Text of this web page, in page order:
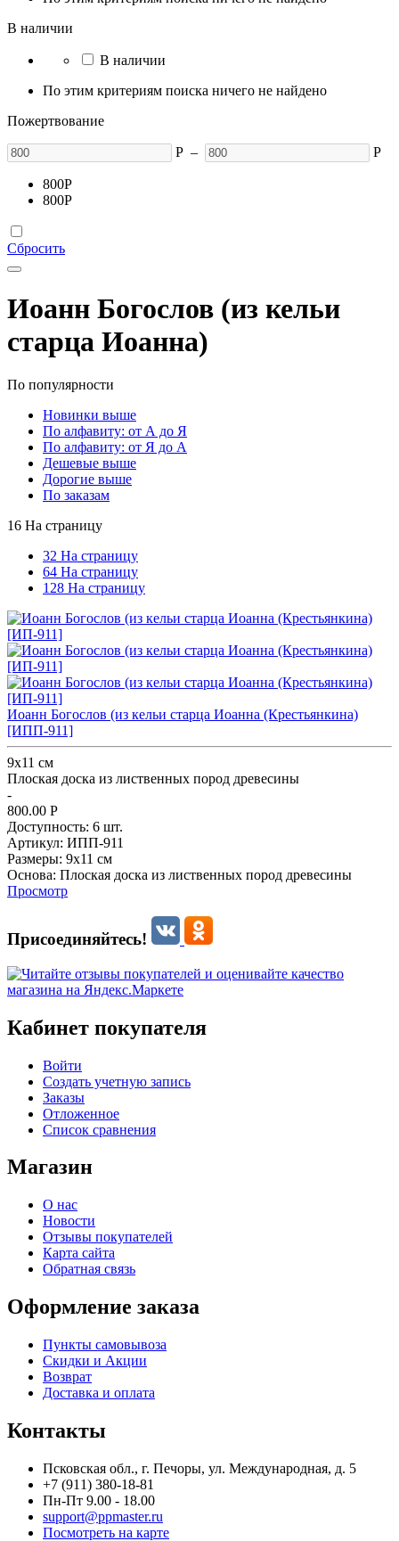
В наличии
В наличии
По этим критериям поиска ничего не найдено
Пожертвование
Р – Р
800Р
800Р
Сбросить
Иоанн Богослов (из кельи
старца Иоанна)
По популярности
Новинки выше
По алфавиту: от А до Я
По алфавиту: от Я до А
Дешевые выше
Дорогие выше
По заказам
16 На страницу
32 На страницу
64 На страницу
128 На страницу
Иоанн Богослов (из кельи старца Иоанна (Крестьянкина)
[ИПП-911]
9х11 см
Плоская доска из лиственных пород древесины
-
800.00 Р
Доступность: 6 шт.
Артикул: ИПП-911
Размеры: 9х11 см
Основа: Плоская доска из лиственных пород древесины
Просмотр
Присоединяйтесь!
Кабинет покупателя
Войти
Создать учетную запись
Заказы
Отложенное
Список сравнения
Магазин
О нас
Новости
Отзывы покупателей
Карта сайта
Обратная связь
Оформление заказа
Пункты самовывоза
Скидки и Акции
Возврат
Доставка и оплата
Контакты
Псковская обл., г. Печоры, ул. Международная, д. 5
+7 (911) 380-18-81
Пн-Пт 9.00 - 18.00
support@ppmaster.ru
Посмотреть на карте